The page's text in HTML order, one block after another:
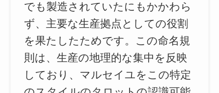
でも製造されていたにもかかわら
ず、主要な生産拠点としての役割
を果たしたためです。この命名規
則は、生産の地理的な集中を反映
しており、マルセイユをこの特定